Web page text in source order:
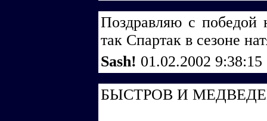
Поздравляю с
так Спартак в сезоне
Sash! 01.02.2002 9:38:15
БЫСТРОВ И